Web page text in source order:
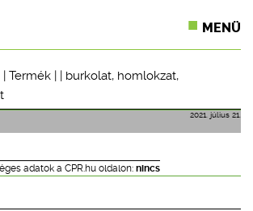
MENÜ
CPR TERMÉKKIÍRÁS
ÉPÍTÉSI JOG
ONLINE KÉPZÉSEK
| Termék | | burkolat, homlokzat,
2021. július 21.
adatok a CPR.hu oldalon: nincs